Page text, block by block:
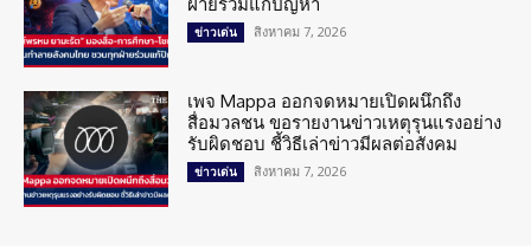
ข่าวเด่น สิงหาคม 7, 2026
เพจ Mappa ออกจดหมายเปิดผนึกถึง
สื่อมวลชน ขอรายงานข่าวเหตุรุนแรงอย่าง
รับผิดชอบ ชี้วิธีเล่าข่าวมีผลต่อสังคม
ข่าวเด่น สิงหาคม 7, 2026